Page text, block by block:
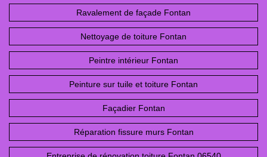
Ravalement de façade Fontan
Nettoyage de toiture Fontan
Peintre intérieur Fontan
Peinture sur tuile et toiture Fontan
Façadier Fontan
Réparation fissure murs Fontan